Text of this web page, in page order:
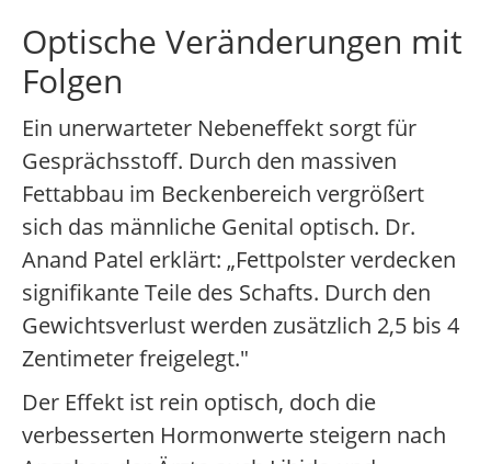
Optische Veränderungen mit
Folgen
Ein unerwarteter Nebeneffekt sorgt für
Gesprächsstoff. Durch den massiven
Fettabbau im Beckenbereich vergrößert
sich das männliche Genital optisch. Dr.
Anand Patel erklärt: „Fettpolster verdecken
signifikante Teile des Schafts. Durch den
Gewichtsverlust werden zusätzlich 2,5 bis 4
Zentimeter freigelegt."
Der Effekt ist rein optisch, doch die
verbesserten Hormonwerte steigern nach